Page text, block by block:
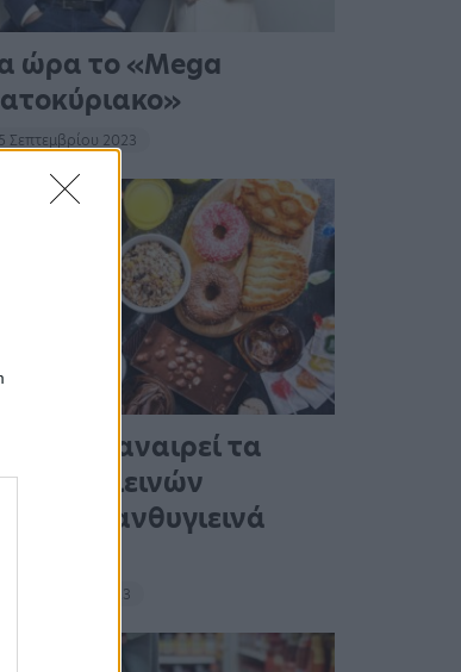
ώρα το «Mega
Σεπτεμβρίου 2023
στους 4 αναιρεί τα
των υγιεινών
με ανθυγιεινά
Σεπτεμβρίου 2023